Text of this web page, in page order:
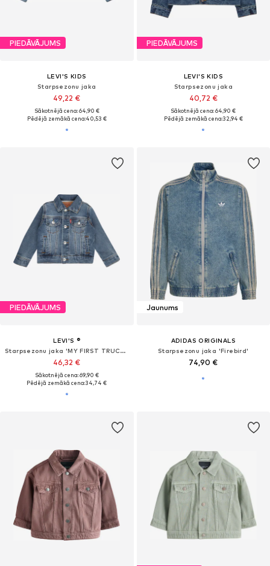
PIEDĀVĀJUMS
LEVI'S KIDS
Starpsezonu jaka
49,22 €
Sākotnējā cena: 64,90 €
Pēdējā zemākā cena:40,53 €
PIEDĀVĀJUMS
LEVI'S KIDS
Starpsezonu jaka
40,72 €
Sākotnējā cena: 64,90 €
Pēdējā zemākā cena:32,94 €
PIEDĀVĀJUMS
LEVI'S ®
Starpsezonu jaka 'MY FIRST TRUCKER'
46,32 €
Sākotnējā cena: 69,90 €
Pēdējā zemākā cena:34,74 €
Jaunums
ADIDAS ORIGINALS
Starpsezonu jaka 'Firebird'
74,90 €